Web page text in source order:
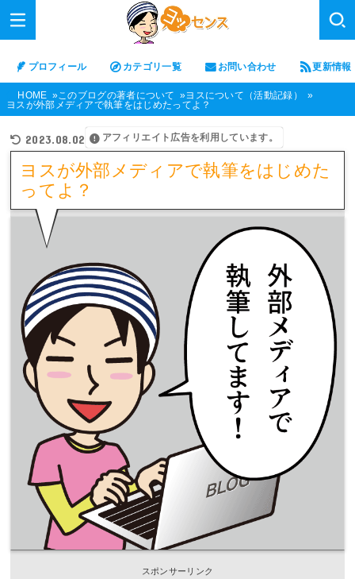
プロフィール カテゴリ一覧 お問い合わせ 更新情報
HOME このブログの著者について
ヨスについて（活動記録）
ヨスが外部メディアで執筆をはじめたってよ？
2023.08.02 アフィリエイト広告を利用しています。
ヨスが外部メディアで執筆をはじめた
ってよ？
スポンサーリンク